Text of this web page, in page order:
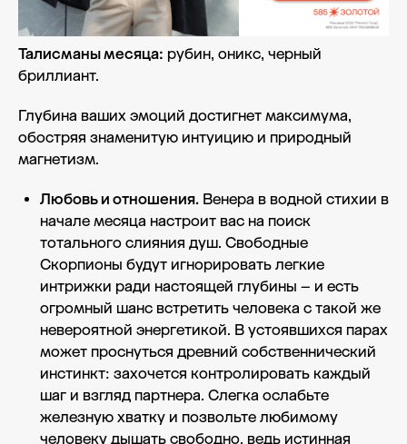
Талисманы месяца: рубин, оникс, черный
бриллиант.
Глубина ваших эмоций достигнет максимума,
обостряя знаменитую интуицию и природный
магнетизм.
Любовь и отношения. Венера в водной стихии в
начале месяца настроит вас на поиск
тотального слияния душ. Свободные
Скорпионы будут игнорировать легкие
интрижки ради настоящей глубины – и есть
огромный шанс встретить человека с такой же
невероятной энергетикой. В устоявшихся парах
может проснуться древний собственнический
инстинкт: захочется контролировать каждый
шаг и взгляд партнера. Слегка ослабьте
железную хватку и позвольте любимому
человеку дышать свободно, ведь истинная